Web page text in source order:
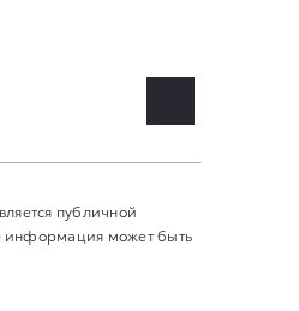
публичной
информация может быть